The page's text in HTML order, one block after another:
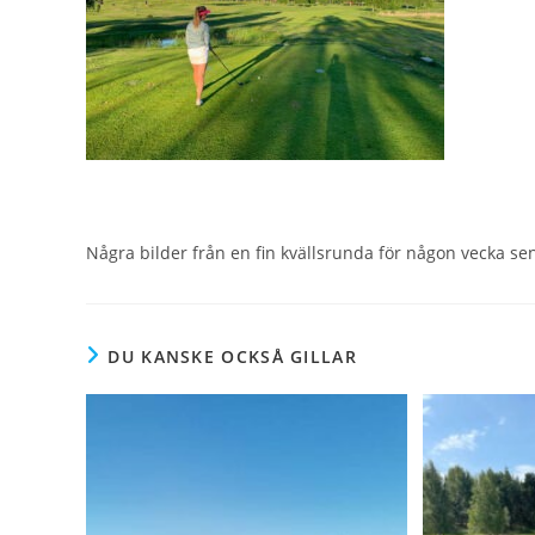
Några bilder från en fin kvällsrunda för någon vecka
DU KANSKE OCKSÅ GILLAR